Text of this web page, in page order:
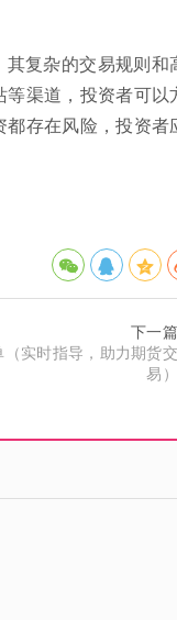
复杂的交易规则和
渠道，投资者可以
存在风险，投资者
下一篇
实时指导，助力期货交
易）